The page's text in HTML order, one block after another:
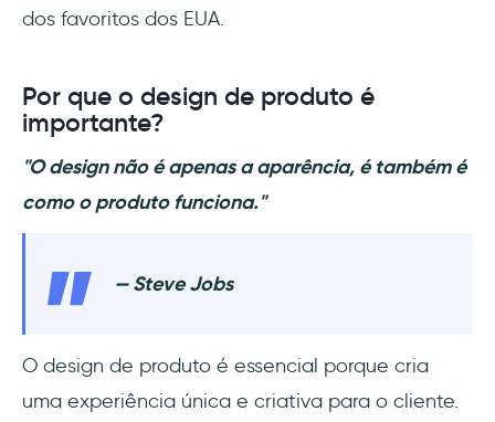
dos favoritos dos EUA.
Por que o design de produto é
importante?
"O design não é apenas a aparência, é também é
como o produto funciona."
— Steve Jobs
O design de produto é essencial porque cria
uma experiência única e criativa para o cliente.